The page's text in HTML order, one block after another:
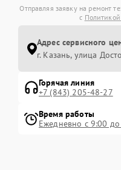
Отправляя заявку на ремонт
с
Адрес сервисного
г. Казань, улица
Горячая линия
+7 (843) 205-48-27
Время работы
Ежедневно с 9:00